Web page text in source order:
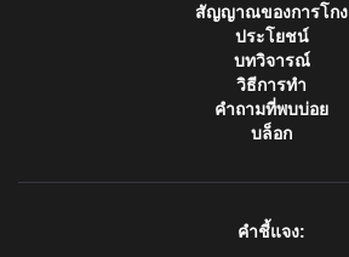
สัญญาณของการโกง
ประโยชน์
บทวิจารณ์
วิธีการทำ
คำถามที่พบบ่อย
บล็อก
คำชี้แจง: